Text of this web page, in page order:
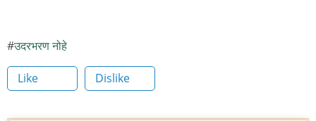
उदरभरण नोहे
Like Dislike